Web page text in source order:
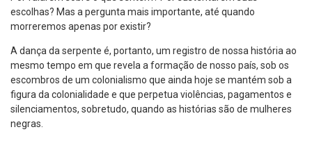
escolhas? Mas a pergunta mais importante, até quando
morreremos apenas por existir?
A dança da serpente é, portanto, um registro de nossa história ao
mesmo tempo em que revela a formação de nosso país, sob os
escombros de um colonialismo que ainda hoje se mantém sob a
figura da colonialidade e que perpetua violências, pagamentos e
silenciamentos, sobretudo, quando as histórias são de mulheres
negras.